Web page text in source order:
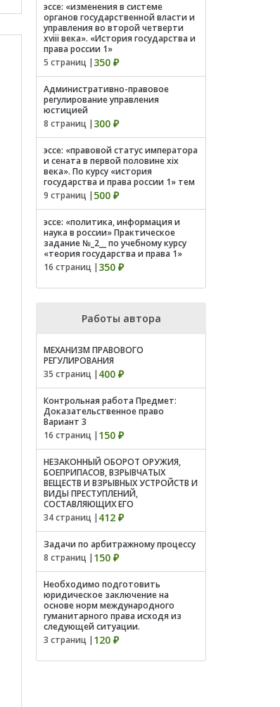
эссе: «изменения в системе
органов государственной власти и
управления во второй четверти
xviii века». «История государства и
права россии 1»
5 страниц | 350 ₽
Административно-правовое
регулирование управления
юстицией
8 страниц | 300 ₽
эссе: «правовой статус императора
и сената в первой половине xix
века». По курсу «история
государства и права россии 1» тем
9 страниц | 500 ₽
эссе: «политика, информация и
наука в россии» Практическое
задание №_2__ по учебному курсу
«теория государства и права 1»
16 страниц | 350 ₽
Работы автора
МЕХАНИЗМ ПРАВОВОГО
РЕГУЛИРОВАНИЯ
35 страниц | 400 ₽
Контрольная работа Предмет:
Доказательственное право
Вариант 3
16 страниц | 150 ₽
НЕЗАКОННЫЙ ОБОРОТ ОРУЖИЯ,
БОЕПРИПАСОВ, ВЗРЫВЧАТЫХ
ВЕЩЕСТВ И ВЗРЫВНЫХ УСТРОЙСТВ И
ВИДЫ ПРЕСТУПЛЕНИЙ,
СОСТАВЛЯЮЩИХ ЕГО
34 страниц | 412 ₽
Задачи по арбитражному процессу
8 страниц | 150 ₽
Необходимо подготовить
юридическое заключение на
основе норм международного
гуманитарного права исходя из
следующей ситуации.
3 страниц | 120 ₽